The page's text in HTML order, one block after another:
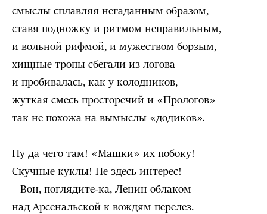
смыслы сплавляя негаданным образом,
ставя подножку и ритмом неправильным,
и вольной рифмой, и мужеством борзым,
хищные тропы сбегали из логова
и пробивалась, как у колодников,
жуткая смесь просторечий и «Прологов»
так не похожа на вымыслы «додиков».
Ну да чего там! «Машки» их побоку!
Скучные куклы! Не здесь интерес!
– Вон, поглядите-ка, Ленин облаком
над Арсенальской к вождям перелез.